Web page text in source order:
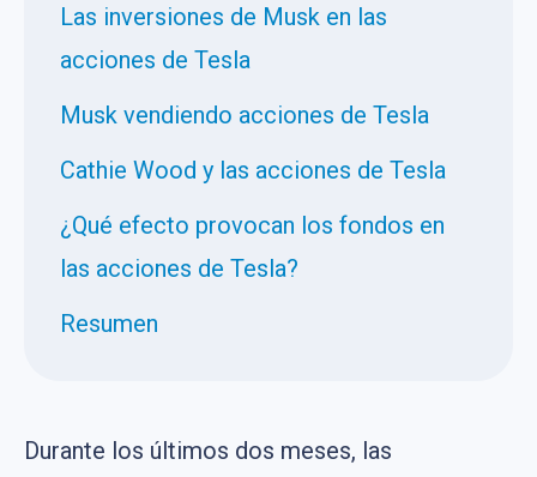
Las inversiones de Musk en las
acciones de Tesla
Musk vendiendo acciones de Tesla
Cathie Wood y las acciones de Tesla
¿Qué efecto provocan los fondos en
las acciones de Tesla?
Resumen
Durante los últimos dos meses, las